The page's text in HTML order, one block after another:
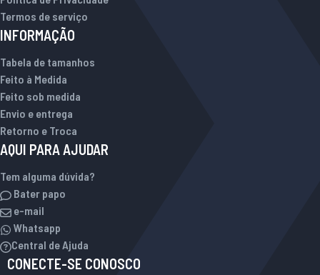
Termos de serviço
INFORMAÇÃO
Tabela de tamanhos
Feito à Medida
Feito sob medida
Envio e entrega
Retorno e Troca
AQUI PARA AJUDAR
Tem alguma dúvida?
Bater papo
e-mail
Whatsapp
Central de Ajuda
CONECTE-SE CONOSCO